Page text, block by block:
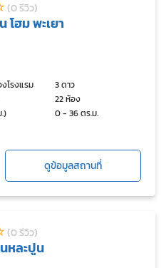
(0 รีวิว)
โฮม พะเยา
โรงแรม
3 ดาว
22 ห้อง
0 - 36 ตร.ม.
ดูข้อมูลสถานที่
(0 รีวิว)
หละปูน